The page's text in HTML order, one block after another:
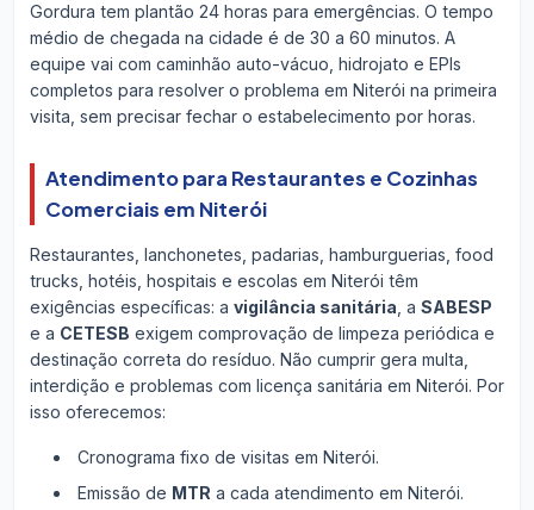
Gordura tem plantão 24 horas para emergências. O tempo
médio de chegada na cidade é de 30 a 60 minutos. A
equipe vai com caminhão auto-vácuo, hidrojato e EPIs
completos para resolver o problema em Niterói na primeira
visita, sem precisar fechar o estabelecimento por horas.
Atendimento para Restaurantes e Cozinhas
Comerciais em Niterói
Restaurantes, lanchonetes, padarias, hamburguerias, food
trucks, hotéis, hospitais e escolas em Niterói têm
exigências específicas: a vigilância sanitária , a SABESP
e a CETESB exigem comprovação de limpeza periódica e
destinação correta do resíduo. Não cumprir gera multa,
interdição e problemas com licença sanitária em Niterói. Por
isso oferecemos:
Cronograma fixo de visitas em Niterói.
Emissão de MTR a cada atendimento em Niterói.